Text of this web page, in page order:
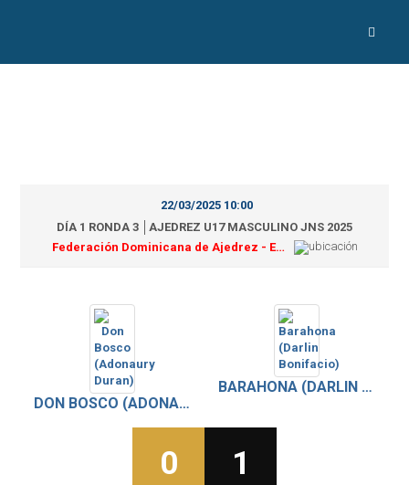
22/03/2025 10:00
DÍA 1 RONDA 3 │AJEDREZ U17 MASCULINO JNS 2025
Federación Dominicana de Ajedrez - Estadio Félix Sánchez
DON BOSCO (ADONAURY DURAN)
BARAHONA (DARLIN BONIFACIO)
0 1